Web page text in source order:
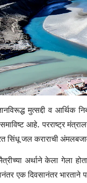
मुत्सद्दी व
समाविष्ट आहे. परराष्ट्र
सिंधू जल कराराची
अर्थाने केला गेला
एक दिवसानंतर भारताने